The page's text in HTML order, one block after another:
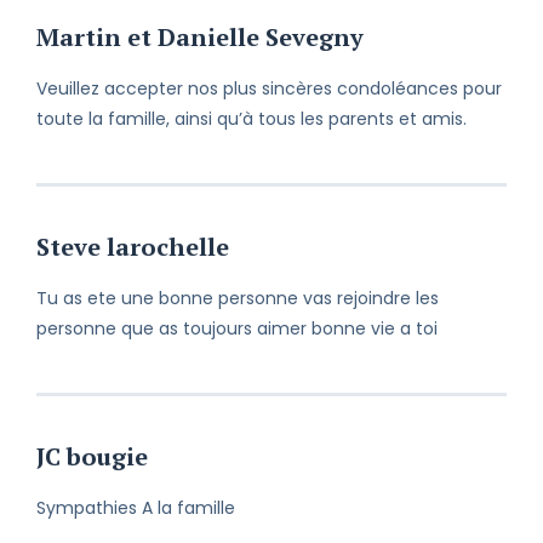
Martin et Danielle Sevegny
Veuillez accepter nos plus sincères condoléances pour
toute la famille, ainsi qu’à tous les parents et amis.
Steve larochelle
Tu as ete une bonne personne vas rejoindre les
personne que as toujours aimer bonne vie a toi
JC bougie
Sympathies A la famille